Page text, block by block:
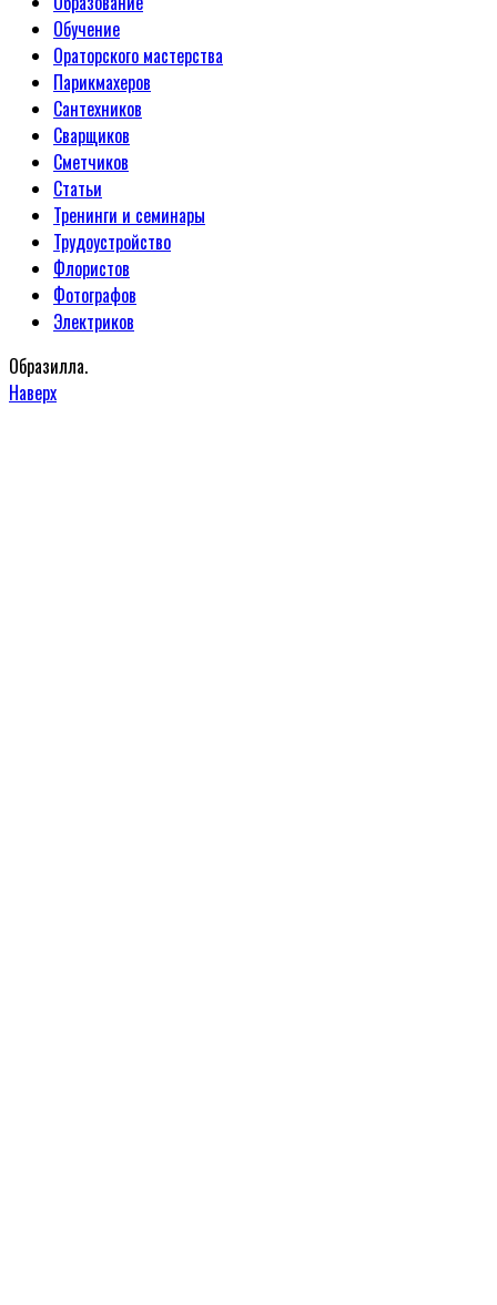
Обучение
Ораторского мастерства
Парикмахеров
Сантехников
Сварщиков
Сметчиков
Статьи
Тренинги и семинары
Трудоустройство
Флористов
Фотографов
Электриков
Образилла.
Наверх